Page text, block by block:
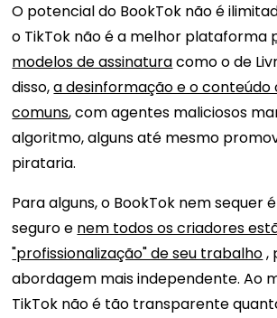
O potencial do BookTok não é
o TikTok não é a melhor plataforma
modelos de assinaturacomo o de
disso,a desinformação e o conteúdo
comuns, com agentes maliciosos
algoritmo, alguns até mesmo
pirataria.
Para alguns, o BookTok nem sequer
seguro e nem todos os criadores
"profissionalização" de seu trabalho,
abordagem mais independente. Ao
TikTok não é tão transparente